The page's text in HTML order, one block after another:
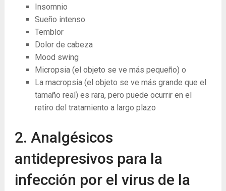
Insomnio
Sueño intenso
Temblor
Dolor de cabeza
Mood swing
Micropsia (el objeto se ve más pequeño) o
La macropsia (el objeto se ve más grande que el
tamaño real) es rara, pero puede ocurrir en el
retiro del tratamiento a largo plazo
2. Analgésicos
antidepresivos para la
infección por el virus de la